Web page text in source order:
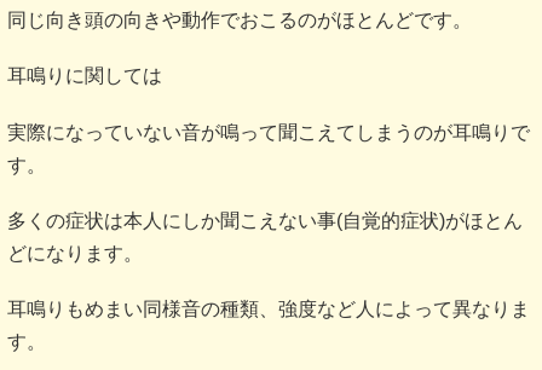
同じ向き頭の向きや動作でおこるのがほとんどです。
耳鳴りに関しては
実際になっていない音が鳴って聞こえてしまうのが耳鳴りで
す。
多くの症状は本人にしか聞こえない事(自覚的症状)がほとん
どになります。
耳鳴りもめまい同様音の種類、強度など人によって異なりま
す。